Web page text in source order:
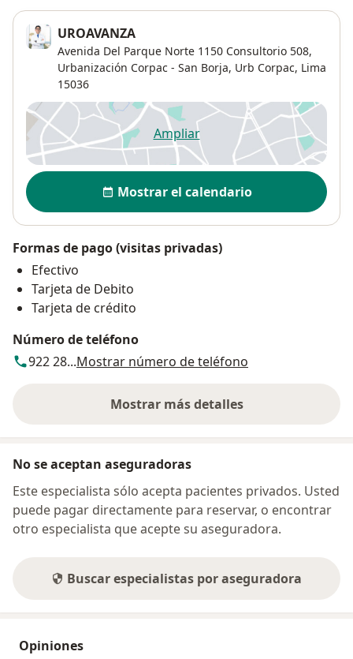
UROAVANZA
Avenida Del Parque Norte 1150 Consultorio 508,
Urbanización Corpac - San Borja, Urb Corpac, Lima
15036
Ampliarse abre en una nueva
Disponibilidad
Mostrar el calendario
Formas de pago (visitas privadas)
Efectivo
Tarjeta de Debito
Tarjeta de crédito
Número de teléfono
922 28...Mostrar número de teléfono
Mostrar más detalles
sobre la dirección
No se aceptan aseguradoras
Este especialista sólo acepta pacientes privados. Usted
puede pagar directamente para reservar, o encontrar
otro especialista que acepte su aseguradora.
Buscar especialistas por aseguradora
Opiniones